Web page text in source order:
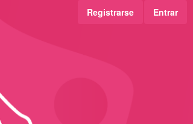
Registrarse Entrar